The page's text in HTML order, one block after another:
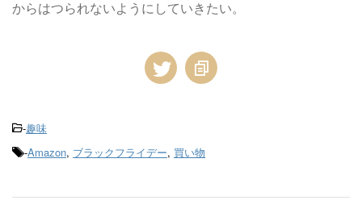
からはつられないようにしていきたい。
-趣味
-Amazon, ブラックフライデー, 買い物